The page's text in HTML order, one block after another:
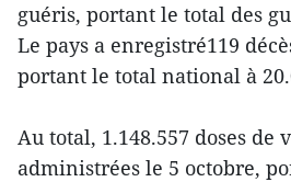
guéris, portant le total des
Le pays a enregistré119
portant le total national à
Au total, 1.148.557 doses de
administrées le 5 octobre,